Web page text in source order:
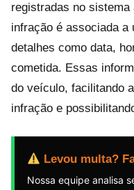
registradas no
infração é associada a
detalhes como data,
cometida. Essas
do veículo, facilitando
infração e
Levou multa?
Nossa equipe analisa